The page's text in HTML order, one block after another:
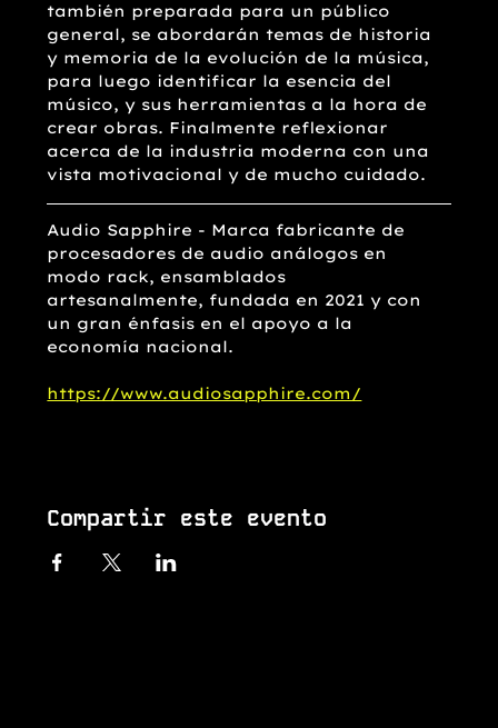
también preparada para un público
general, se abordarán temas de historia
y memoria de la evolución de la música,
para luego identificar la esencia del
músico, y sus herramientas a la hora de
crear obras. Finalmente reflexionar
acerca de la industria moderna con una
vista motivacional y de mucho cuidado.
Audio Sapphire - Marca fabricante de
procesadores de audio análogos en
modo rack, ensamblados
artesanalmente, fundada en 2021 y con
un gran énfasis en el apoyo a la
economía nacional.
https://www.audiosapphire.com/
Compartir este evento